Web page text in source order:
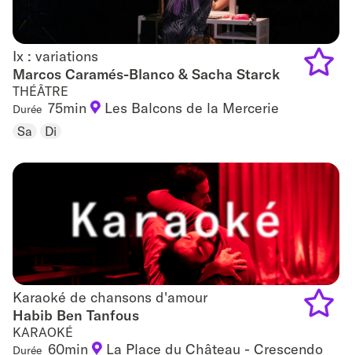
Ix : variations
Ix : variations
Marcos Caramés-Blanco & Sacha Starck
THÉÂTRE
Durée 75min Les Balcons de la Mercerie
Sa Di
Karaoké de chansons d'amour
Karaoké de chansons d'amour
Habib Ben Tanfous
KARAOKÉ
Durée 60min La Place du Château - Crescendo